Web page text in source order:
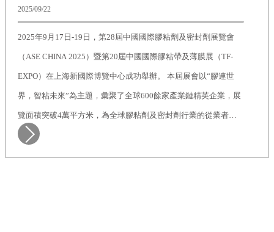
2025/09/22
2025年9月17日-19日，第28屆中國國際膠粘劑及密封劑展覽會
（ASE CHINA 2025）暨第20屆中國國際膠粘帶及薄膜展（TF-
EXPO）在上海新國際博覽中心成功舉辦。 本屆展會以“膠連世
界，智粘未來”為主題，彙聚了全球600餘家產業鏈精英企業，展
覽面積突破4萬平方米，為全球膠粘劑及密封劑行業的從業者提
供了前瞻資訊、最新技術成果和市場解決方案。本次展會，GHW